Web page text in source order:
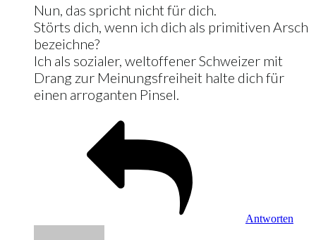
Nun, das spricht nicht für dich.
Störts dich, wenn ich dich als primitiven Arsch
bezeichne?
Ich als sozialer, weltoffener Schweizer mit
Drang zur Meinungsfreiheit halte dich für
einen arroganten Pinsel.
Antworten